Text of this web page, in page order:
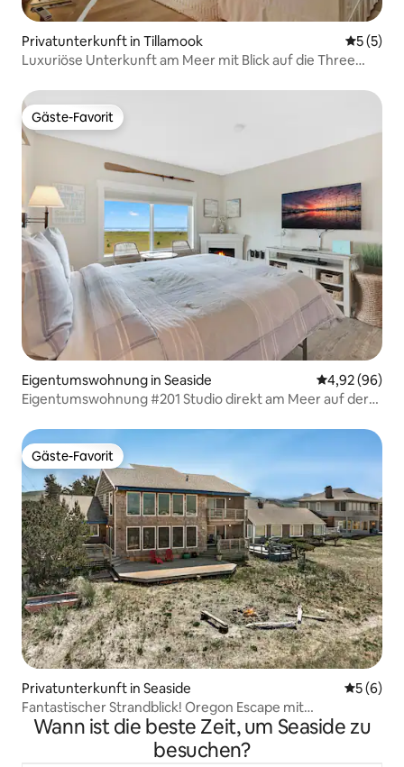
Privatunterkunft in Tillamook
5 (5)
Luxuriöse Unterkunft am Meer mit Blick auf die Three
Gäste-Favorit
Gäste-Favorit
Eigentumswohnung in Seaside
4,92 (96)
Eigentumswohnung #201 Studio direkt am Meer auf der
Gäste-Favorit
Gäste-Favorit
Privatunterkunft in Seaside
5 (6)
Fantastischer Strandblick! Oregon Escape mit
Spielzimmer
Wann ist die beste Zeit, um Seaside zu
besuchen?